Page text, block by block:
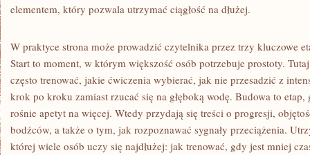
elementem, który pozwala utrzymać ciągłość na dłużej.
W praktyce strona może prowadzić czytelnika przez trzy kluczowe
Start to moment, w którym większość osób potrzebuje prostoty.
często trenować, jakie ćwiczenia wybierać, jak nie przesadzić z
krok po kroku zamiast rzucać się na głęboką wodę. Budowa to
rośnie apetyt na więcej. Wtedy przydają się treści o progresji,
bodźców, a także o tym, jak rozpoznawać sygnały przeciążenia.
której wiele osób uczy się najdłużej: jak trenować, gdy jest mniej